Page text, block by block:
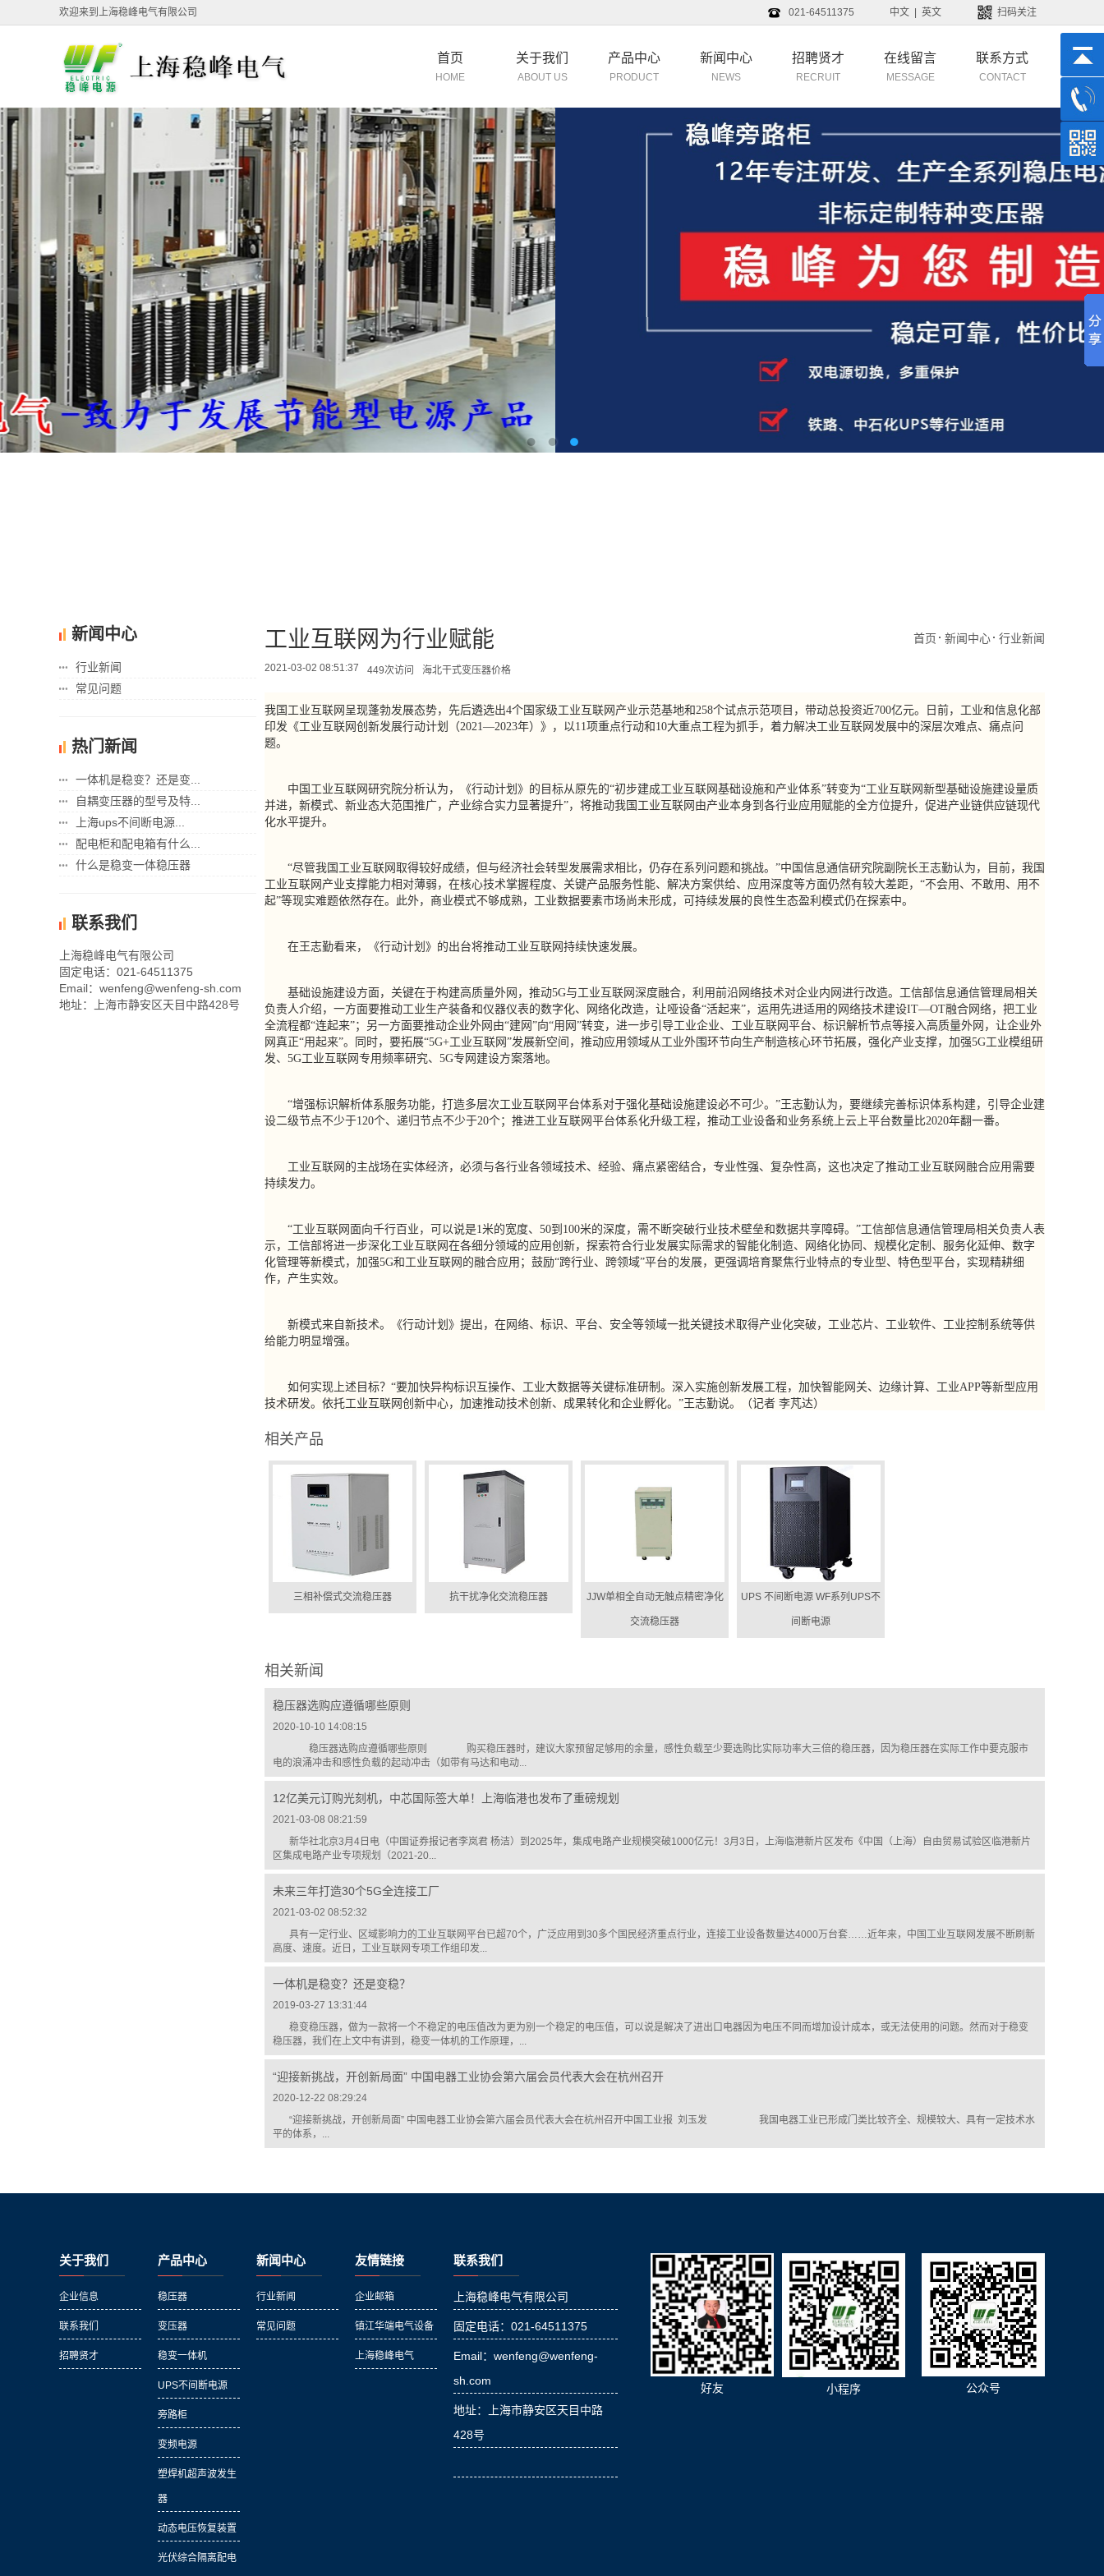
欢迎来到上海稳峰电气有限公司 021-64511375 中文 英文 扫码关注
首页
HOME
关于我们
ABOUT US
产品中心
PRODUCT
新闻中心
NEWS
招聘贤才
RECRUIT
在线留言
MESSAGE
联系方式
CONTACT
3
新闻中心
行业新闻
常见问题
热门新闻
一体机是稳变？还是变...
自耦变压器的型号及特...
上海ups不间断电源...
配电柜和配电箱有什么...
什么是稳变一体稳压器
联系我们
上海稳峰电气有限公司
固定电话：021-64511375
Email：wenfeng@wenfeng-sh.com
地址：上海市静安区天目中路428号
工业互联网为行业赋能 首页 新闻中心 行业新闻
2021-03-02 08:51:37 449次访问 海北干式变压器价格
我国工业互联网呈现蓬勃发展态势，先后遴选出4个国家级工业互联网产业示范基地和258个试点示范项目，带动总投资近700亿元。日前，工业和信息化部
印发《工业互联网创新发展行动计划（2021—2023年）》，以11项重点行动和10大重点工程为抓手，着力解决工业互联网发展中的深层次难点、痛点问
题。
中国工业互联网研究院分析认为，《行动计划》的目标从原先的“初步建成工业互联网基础设施和产业体系”转变为“工业互联网新型基础设施建设量质
并进，新模式、新业态大范围推广，产业综合实力显著提升”，将推动我国工业互联网由产业本身到各行业应用赋能的全方位提升，促进产业链供应链现代
化水平提升。
“尽管我国工业互联网取得较好成绩，但与经济社会转型发展需求相比，仍存在系列问题和挑战。”中国信息通信研究院副院长王志勤认为，目前，我国
工业互联网产业支撑能力相对薄弱，在核心技术掌握程度、关键产品服务性能、解决方案供给、应用深度等方面仍然有较大差距，“不会用、不敢用、用不
起”等现实难题依然存在。此外，商业模式不够成熟，工业数据要素市场尚未形成，可持续发展的良性生态盈利模式仍在探索中。
在王志勤看来，《行动计划》的出台将推动工业互联网持续快速发展。
基础设施建设方面，关键在于构建高质量外网，推动5G与工业互联网深度融合，利用前沿网络技术对企业内网进行改造。工信部信息通信管理局相关
负责人介绍，一方面要推动工业生产装备和仪器仪表的数字化、网络化改造，让哑设备“活起来”，运用先进适用的网络技术建设IT—OT融合网络，把工业
全流程都“连起来”；另一方面要推动企业外网由“建网”向“用网”转变，进一步引导工业企业、工业互联网平台、标识解析节点等接入高质量外网，让企业外
网真正“用起来”。同时，要拓展“5G+工业互联网”发展新空间，推动应用领域从工业外围环节向生产制造核心环节拓展，强化产业支撑，加强5G工业模组研
发、5G工业互联网专用频率研究、5G专网建设方案落地。
“增强标识解析体系服务功能，打造多层次工业互联网平台体系对于强化基础设施建设必不可少。”王志勤认为，要继续完善标识体系构建，引导企业建
设二级节点不少于120个、递归节点不少于20个；推进工业互联网平台体系化升级工程，推动工业设备和业务系统上云上平台数量比2020年翻一番。
工业互联网的主战场在实体经济，必须与各行业各领域技术、经验、痛点紧密结合，专业性强、复杂性高，这也决定了推动工业互联网融合应用需要
持续发力。
“工业互联网面向千行百业，可以说是1米的宽度、50到100米的深度，需不断突破行业技术壁垒和数据共享障碍。”工信部信息通信管理局相关负责人表
示，工信部将进一步深化工业互联网在各细分领域的应用创新，探索符合行业发展实际需求的智能化制造、网络化协同、规模化定制、服务化延伸、数字
化管理等新模式，加强5G和工业互联网的融合应用；鼓励“跨行业、跨领域”平台的发展，更强调培育聚焦行业特点的专业型、特色型平台，实现精耕细
作，产生实效。
新模式来自新技术。《行动计划》提出，在网络、标识、平台、安全等领域一批关键技术取得产业化突破，工业芯片、工业软件、工业控制系统等供
给能力明显增强。
如何实现上述目标？“要加快异构标识互操作、工业大数据等关键标准研制。深入实施创新发展工程，加快智能网关、边缘计算、工业APP等新型应用
技术研发。依托工业互联网创新中心，加速推动技术创新、成果转化和企业孵化。”王志勤说。（记者 李芃达）
相关产品
三相补偿式交流稳压器 抗干扰净化交流稳压器 JJW单相全自动无触点精密净化
交流稳压器
UPS 不间断电源 WF系列UPS不
间断电源
相关新闻
稳压器选购应遵循哪些原则
2020-10-10 14:08:15
稳压器选购应遵循哪些原则 购买稳压器时，建议大家预留足够用的余量，感性负载至少要选购比实际功率大三倍的稳压器，因为稳压器在实际工作中要克服市
电的浪涌冲击和感性负载的起动冲击（如带有马达和电动...
12亿美元订购光刻机，中芯国际签大单！上海临港也发布了重磅规划
2021-03-08 08:21:59
新华社北京3月4日电（中国证券报记者李岚君 杨洁）到2025年，集成电路产业规模突破1000亿元！3月3日，上海临港新片区发布《中国（上海）自由贸易试验区临港新片
区集成电路产业专项规划（2021-20...
未来三年打造30个5G全连接工厂
2021-03-02 08:52:32
具有一定行业、区域影响力的工业互联网平台已超70个，广泛应用到30多个国民经济重点行业，连接工业设备数量达4000万台套……近年来，中国工业互联网发展不断刷新
高度、速度。近日，工业互联网专项工作组印发...
一体机是稳变？还是变稳？
2019-03-27 13:31:44
稳变稳压器，做为一款将一个不稳定的电压值改为更为别一个稳定的电压值，可以说是解决了进出口电器因为电压不同而增加设计成本，或无法使用的问题。然而对于稳变
稳压器，我们在上文中有讲到，稳变一体机的工作原理，...
“迎接新挑战，开创新局面” 中国电器工业协会第六届会员代表大会在杭州召开
2020-12-22 08:29:24
“迎接新挑战，开创新局面” 中国电器工业协会第六届会员代表大会在杭州召开中国工业报 刘玉发 我国电器工业已形成门类比较齐全、规模较大、具有一定技术水
平的体系，...
关于我们
企业信息
联系我们
招聘贤才
产品中心
稳压器
变压器
稳变一体机
UPS不间断电源
旁路柜
变频电源
塑焊机超声波发生
器
动态电压恢复装置
光伏综合隔离配电
新闻中心
行业新闻
常见问题
友情链接
企业邮箱
镇江华端电气设备
上海稳峰电气
联系我们
上海稳峰电气有限公司
固定电话：021-64511375
Email：wenfeng@wenfeng-
sh.com
地址：上海市静安区天目中路
428号
公众号
小程序
好友